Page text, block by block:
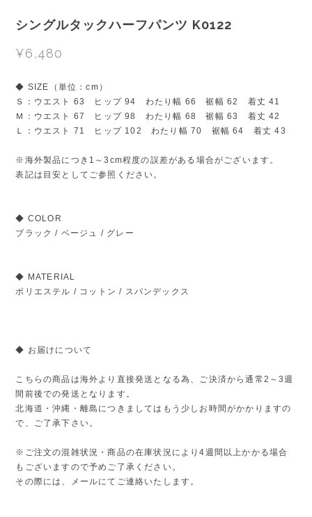
シングルタックハーフパンツ K0122
¥6,480
◆ SIZE（単位：cm）
Ｓ：ウエスト 63 ヒップ 94 わたり幅 66 裾幅 62 着丈 41
Ｍ：ウエスト 67 ヒップ 98 わたり幅 68 裾幅 63 着丈 42
Ｌ：ウエスト 71 ヒップ 102 わたり幅 70 裾幅 64 着丈 43
※海外製品につき1～3cm程度の誤差がある場合がございます。
表記は目安としてご参照ください。
◆ COLOR
ブラック / ベージュ / グレー
◆ MATERIAL
ポリエステル / コットン / スパンデックス
◆ お届けについて
こちらの商品は海外より直接発送となる為、ご決済から通常2～3週
間前後での発送となります。
北海道・沖縄・離島につきましてはもう少しお時間がかかりますの
で、ご了承下さい。
※ご注文の混雑状況・商品の在庫状況により4週間以上かかる場合
もございますので予めご了承ください。
その際には、メールにてご連絡いたします。